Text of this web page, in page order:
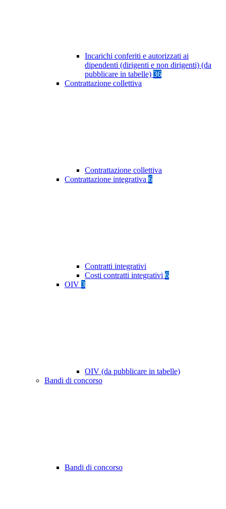
Incarichi conferiti e autorizzati ai
dipendenti (dirigenti e non dirigenti) (da
pubblicare in tabelle) 36
Contrattazione collettiva
Contrattazione collettiva
Contrattazione integrativa 6
Contratti integrativi
Costi contratti integrativi 6
OIV 3
OIV (da pubblicare in tabelle)
Bandi di concorso
Bandi di concorso